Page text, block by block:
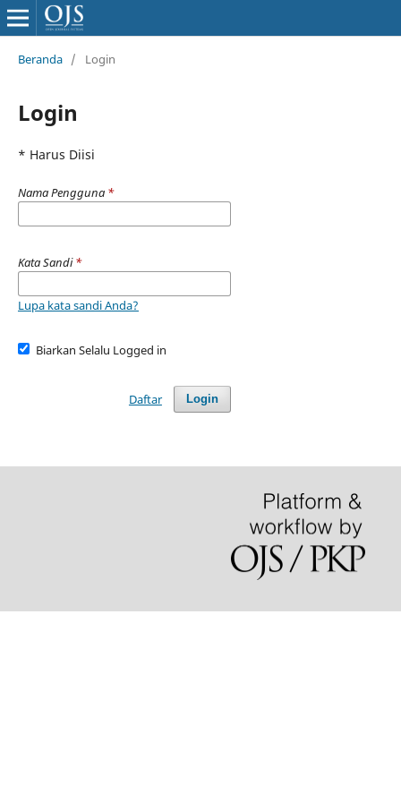
Beranda / Login
Login
* Harus Diisi
Nama Pengguna *
Kata Sandi*
Lupa kata sandi Anda?
Biarkan Selalu Logged in
Login
Daftar